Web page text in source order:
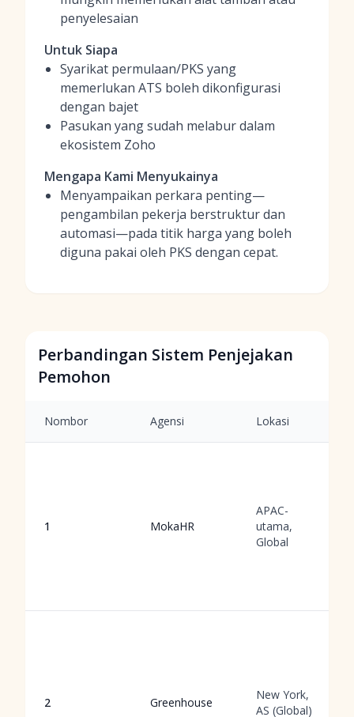
penyelesaian
Untuk Siapa
Syarikat permulaan/PKS yang
memerlukan ATS boleh dikonfigurasi
dengan bajet
Pasukan yang sudah melabur dalam
ekosistem Zoho
Mengapa Kami Menyukainya
Menyampaikan perkara penting—
pengambilan pekerja berstruktur dan
automasi—pada titik harga yang boleh
diguna pakai oleh PKS dengan cepat.
Perbandingan Sistem Penjejakan
Pemohon
Nombor Agensi Lokasi
1 MokaHR
APAC-
utama,
Global
2 Greenhouse
New York,
AS (Global)